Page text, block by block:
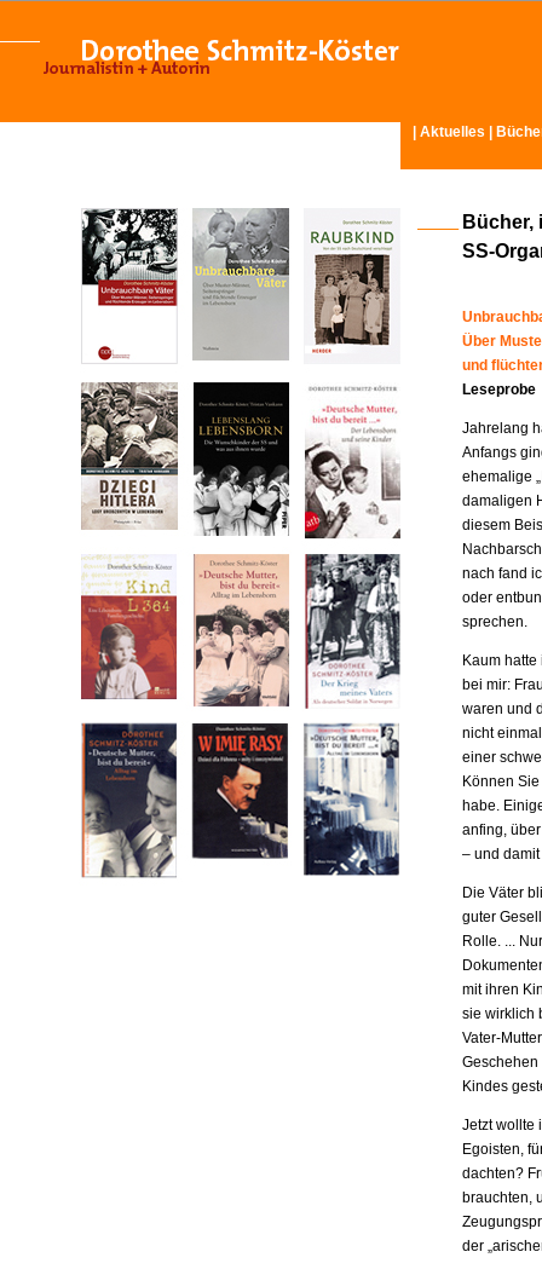
Aktuelles
Bücher,
SS-
Über
und
Leseprobe
Jahrelang
Anfangs
ehemalige
damaligen
diesem
nach fand
oder
sprechen.
Kaum
bei mir:
waren und
nicht
einer
Können
habe.
anfing,
– und
Die Väter
guter
Rolle. ...
mit ihren
sie wirklich
Vater-
Geschehen
Kindes
Jetzt wollte
Egoisten,
dachten?
brauchten,
der